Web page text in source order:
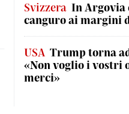
Svizzera In Argovia
canguro ai margini
USA Trump torna
«Non voglio i vostri
merci»